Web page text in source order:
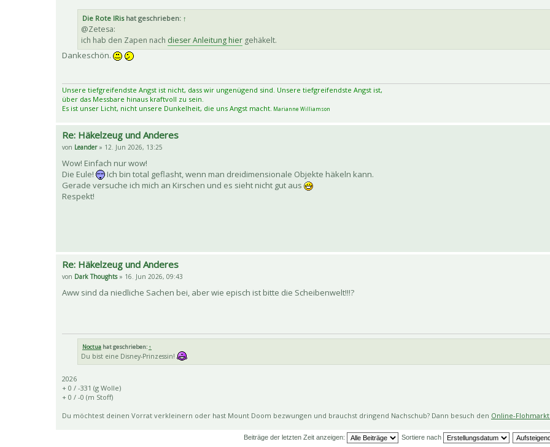
Die Rote IRishat geschrieben: ↑
@Zetesa:
ich hab den Zapen nach dieser Anleitung hier gehäkelt.
Dankeschön.
Unsere tiefgreifendste Angst ist nicht, dass wir ungenügend sind. Unsere tiefgreifendste Angst ist,
über das Messbare hinaus kraftvoll zu sein.
Es ist unser Licht, nicht unsere Dunkelheit, die uns Angst macht. Marianne Williamson
Re: Häkelzeug und Anderes
von Leander» 12. Jun 2026, 13:25
Wow! Einfach nur wow!
Die Eule!
Ich bin total geflasht, wenn man dreidimensionale Objekte häkeln kann.
Gerade versuche ich mich an Kirschen und es sieht nicht gut aus
Respekt!
Re: Häkelzeug und Anderes
von Dark Thoughts» 16. Jun 2026, 09:43
Aww sind da niedliche Sachen bei, aber wie episch ist bitte die Scheibenwelt!!!?
Noctua hat geschrieben: ↑
Du bist eine Disney-Prinzessin!
2026
+ 0 / -331 (g Wolle)
+ 0 / -0 (m Stoff)
Du möchtest deinen Vorrat verkleinern oder hast Mount Doom bezwungen und brauchst dringend Nachschub? Dann besuch den Online-
Beiträge der letzten Zeit anzeigen: Sortiere nach